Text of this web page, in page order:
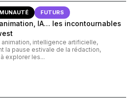
FUTURS
IA… les incontournables
intelligence artificielle,
la pause estivale de la rédaction,
explorer les...